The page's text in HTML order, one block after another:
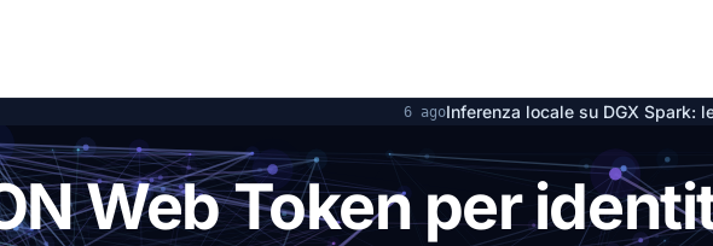
Inferenza locale su DGX Spark: le ricette per
Web Token per